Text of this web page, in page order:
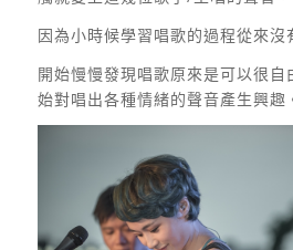
因為小時候學習唱歌的過程從來沒
開始慢慢發現唱歌原來是可以很自
始對唱出各種情緒的聲音產生興趣